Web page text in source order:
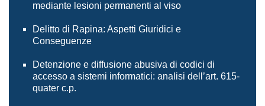
mediante lesioni permanenti al viso
Delitto di Rapina: Aspetti Giuridici e
Conseguenze
Detenzione e diffusione abusiva di codici di
accesso a sistemi informatici: analisi dell’art. 615-
quater c.p.